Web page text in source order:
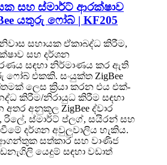
සහ ස්මාර්ට් ආරක්ෂාව
යතුරු ෆෝබ් | KF205
සහායක ඒකාබද්ධ කිරීම,
සහ දර්ශන
සඳහා නිර්මාණය කර ඇති
ෆෝබ් එකකි. සංයුක්ත ZigBee
ලෙස ක්‍රියා කරන එය එක්-
කිරීම/නිරායුධ කිරීම සඳහා
අනුකූල ZigBee ද්වාර
රිලේ, ස්මාර්ට් ප්ලග්, සයිරන් සහ
දර්ශන අවුලුවාලිය හැකිය.
සත්කාර සහ වාණිජ
යෙදුම් සඳහා වඩාත්